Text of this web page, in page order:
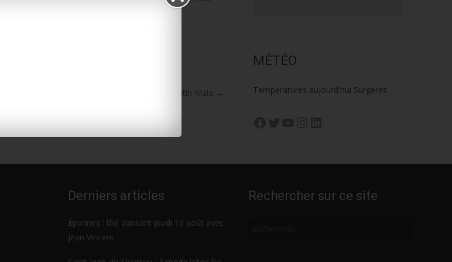
et les horaires de marée.
Scène ouverte avec Quentin Malo →
MÉTÉO
Températures aujourd'hui Surgères
Derniers articles
Épannes : thé dansant jeudi 13 août avec
Jean Vincent
Rechercher sur ce site